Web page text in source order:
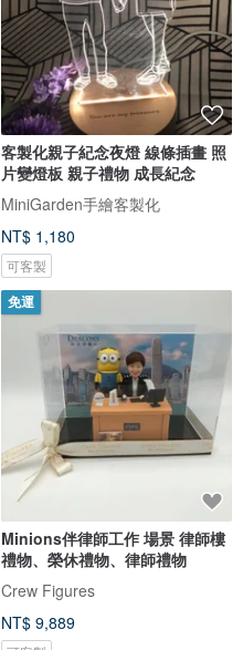
客製化親子紀念夜燈 線條插畫 照
片變燈板 親子禮物 成長紀念
MiniGarden手繪客製化
NT$ 1,180
可客製
免運
Minions伴律師工作 場景 律師樓
禮物、榮休禮物、律師禮物
Crew Figures
NT$ 9,889